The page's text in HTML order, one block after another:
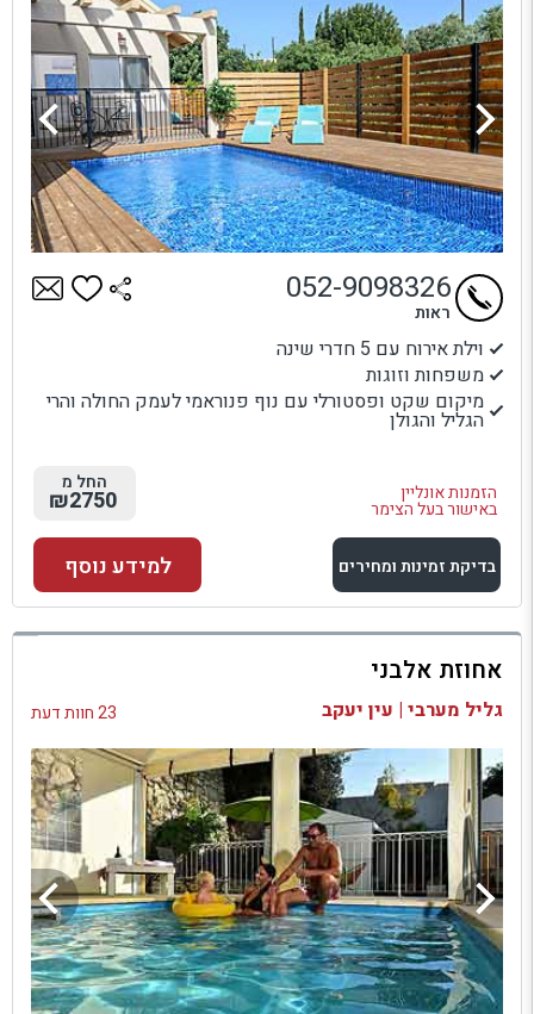
וילת אירוח עם 5 חדרי שינה
משפחות וזוגות
מיקום שקט ופסטורלי עם נוף פנוראמי לעמק החולה והרי
הגליל והגולן
הזמנות אונליין
באישור בעל הצימר
052-9098326
ראות
החל מ
₪2750
בדיקת זמינות ומחירים
למתחם זה
בדיקת זמינות ומחירים
למידע נוסף
אחוזת אלבני
גליל מערבי | עין יעקב 23 חוות דעת